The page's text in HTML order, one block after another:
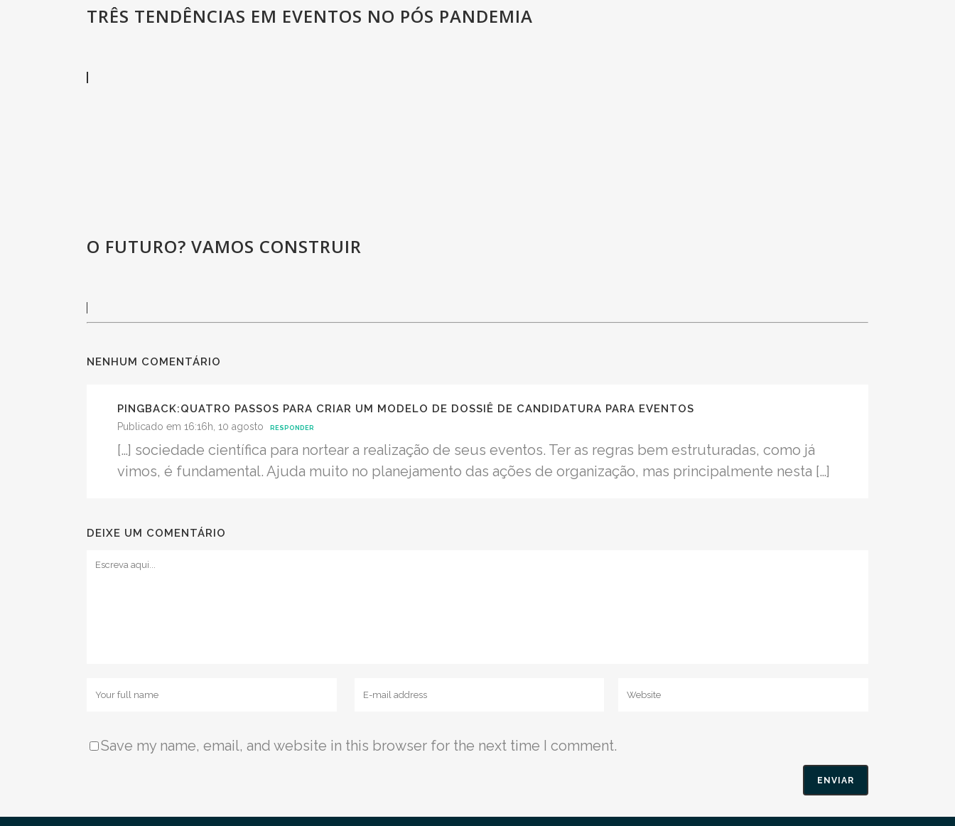
TRÊS TENDÊNCIAS EM EVENTOS NO PÓS PANDEMIA
O FUTURO? VAMOS CONSTRUIR
NENHUM COMENTÁRIO
PINGBACK:QUATRO PASSOS PARA CRIAR UM MODELO DE DOSSIÊ DE CANDIDATURA PARA EVENTOS
Publicado em 16:16h, 10 agosto RESPONDER
[…] sociedade científica para nortear a realização de seus eventos. Ter as regras bem estruturadas, como já
vimos, é fundamental. Ajuda muito no planejamento das ações de organização, mas principalmente nesta […]
DEIXE UM COMENTÁRIO
Save my name, email, and website in this browser for the next time I comment.